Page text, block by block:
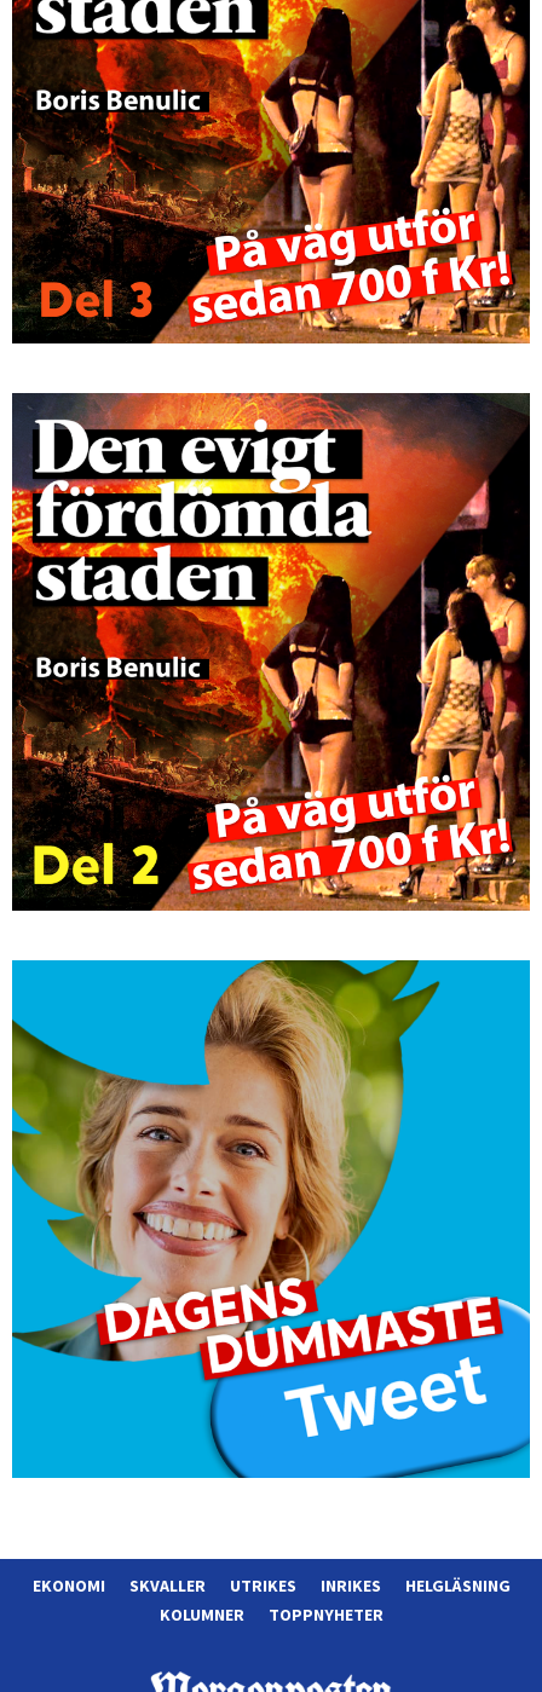
EKONOMI SKVALLER UTRIKES INRIKES
HELGLÄSNING
KOLUMNER
TOPPNYHETER